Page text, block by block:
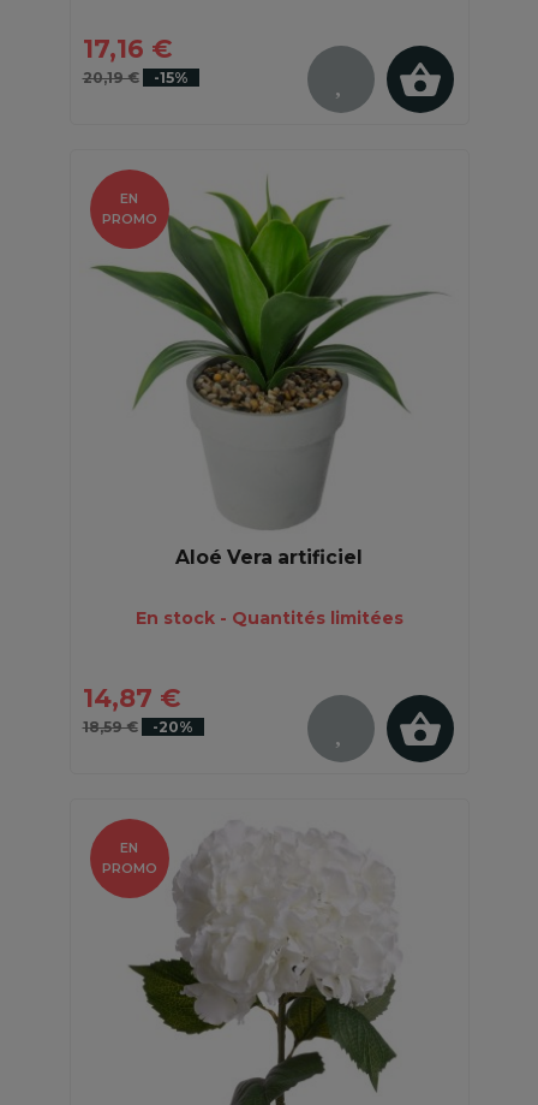
17,16 €
20,19 € -15%
Aloé Vera artificiel
En stock - Quantités limitées
14,87 €
18,59 € -20%
EN
PROMO
EN
PROMO